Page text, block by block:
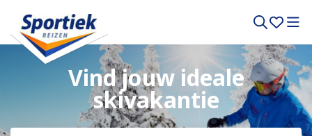
Vind jouw ideale
skivakantie